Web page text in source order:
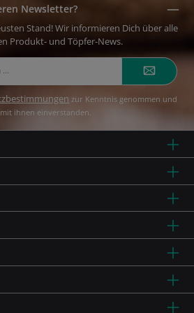
Newsletter?
Stand! Wir informieren Dich über alle
Produkt- und Töpfer-News.
zur Kenntnis genommen und
ihnen einverstanden.